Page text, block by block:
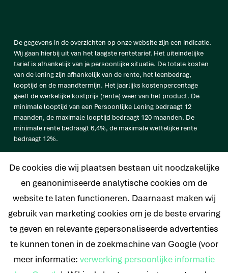
De gegevens in de overzichten op onze website zijn een indicatie.
Wij gaan hierbij uit van het laagste rentetarief. Het uiteindelijke
tarief is afhankelijk van je persoonlijke situatie. De totale kosten
van de lening zijn afhankelijk van de rente, het leenbedrag,
looptijd en de maandtermijn. Het jaarlijks kostenpercentage
geeft de werkelijke kostprijs (rente) weer van het product. De
minimale looptijd van een Persoonlijke Lening bedraagt 12
maanden, de maximale looptijd bedraagt 120 maanden. De
minimale rente bedraagt 6,4%, de maximale wettelijke rente
bedraagt 12%.
bedraagt € 33.638 op basis van een looptijd van 120 maanden met
een maandtermijn van € 280,32 en een rentetarief van 6,4%.
© 2026 Nederlands Krediet Collectief
De cookies die wij plaatsen bestaan uit noodzakelijke
en geanonimiseerde analytische cookies om de
website te laten functioneren. Daarnaast maken wij
gebruik van marketing cookies om je de beste ervaring
te geven en relevante gepersonaliseerde advertenties
te kunnen tonen in de zoekmachine van Google (voor
meer informatie: verwerking persoonlijke informatie